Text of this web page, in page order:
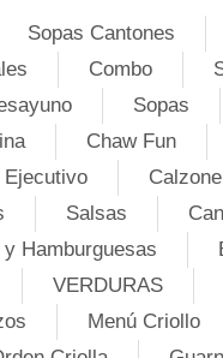
Sopas Cantones
Combo
Sopas
Chaw Fun
Ejecutivo Calzone
Salsas
Hamburguesas
VERDURAS
Menú Criollo